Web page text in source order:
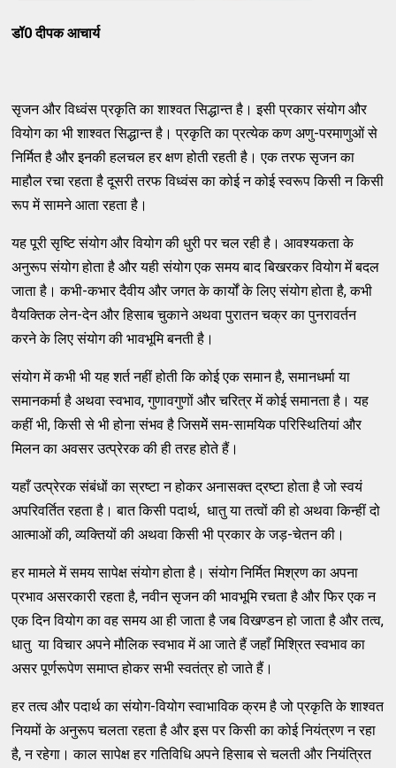
डॉ0 दीपक आचार्य
सृजन और विध्वंस प्रकृति का शाश्वत सिद्धान्त है। इसी प्रकार संयोग और
वियोग का भी शाश्वत सिद्धान्त है। प्रकृति का प्रत्येक कण अणु-परमाणुओं से
निर्मित है और इनकी हलचल हर क्षण होती रहती है। एक तरफ सृजन का
माहौल रचा रहता है दूसरी तरफ विध्वंस का कोई न कोई स्वरूप किसी न किसी
रूप में सामने आता रहता है।
यह पूरी सृष्टि संयोग और वियोग की धुरी पर चल रही है। आवश्यकता के
अनुरूप संयोग होता है और यही संयोग एक समय बाद बिखरकर वियोग मेंं बदल
जाता है। कभी-कभार दैवीय और जगत के कार्यों के लिए संयोग होता है, कभी
वैयक्तिक लेन-देन और हिसाब चुकाने अथवा पुरातन चक्र का पुनरावर्तन
करने के लिए संयोग की भावभूमि बनती है।
संयोग में कभी भी यह शर्त नहीं होती कि कोई एक समान है, समानधर्मा या
समानकर्मा है अथवा स्वभाव, गुणावगुणों और चरित्र में कोई समानता है। यह
कहीं भी, किसी से भी होना संभव है जिसमेें सम-सामयिक परिस्थितियां और
मिलन का अवसर उत्प्रेरक की ही तरह होते हैं।
यहाँ उत्प्रेरक संबंधों का स्रष्टा न होकर अनासक्त द्रष्टा होता है जो स्वयं
अपरिवर्तित रहता है। बात किसी पदार्थ, धातु या तत्वों की हो अथवा किन्हीं दो
आत्माओं की, व्यक्तियों की अथवा किसी भी प्रकार के जड़-चेतन की।
हर मामले में समय सापेक्ष संयोग होता है। संयोग निर्मित मिश्रण का अपना
प्रभाव असरकारी रहता है, नवीन सृजन की भावभूमि रचता है और फिर एक न
एक दिन वियोग का वह समय आ ही जाता है जब विखण्डन हो जाता है और तत्व,
धातु या विचार अपने मौलिक स्वभाव में आ जाते हैं जहाँ मिश्रित स्वभाव का
असर पूर्णरूपेण समाप्त होकर सभी स्वतंत्र हो जाते हैं।
हर तत्व और पदार्थ का संयोग-वियोग स्वाभाविक क्रम है जो प्रकृति के शाश्वत
नियमों के अनुरूप चलता रहता है और इस पर किसी का कोई नियंत्रण न रहा
है, न रहेगा। काल सापेक्ष हर गतिविधि अपने हिसाब से चलती और नियंत्रित